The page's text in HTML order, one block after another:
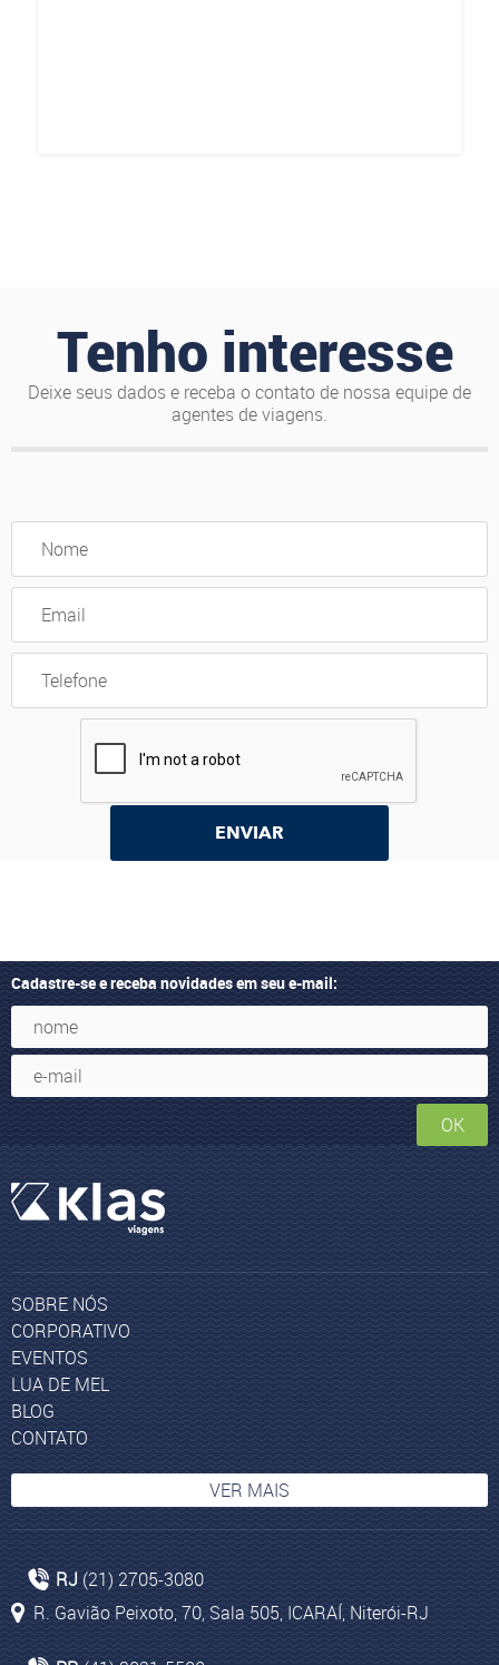
Tenho interesse
Deixe seus dados e receba o contato de nossa equipe de
agentes de viagens.
ENVIAR
Cadastre-se e receba novidades em seu e-mail:
OK
SOBRE NÓS
CORPORATIVO
EVENTOS
LUA DE MEL
BLOG
CONTATO
VER MAIS
Agências de Viagens em Niterói
RJ (21) 2705-3080
R. Gavião Peixoto, 70, Sala 505, ICARAÍ, Niterói-RJ